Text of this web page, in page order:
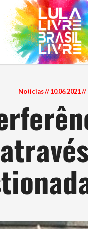
Notícias// 10.06.2021